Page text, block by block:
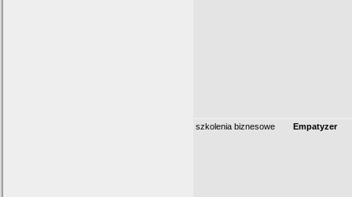
szkolenia biznesowe Empatyzer